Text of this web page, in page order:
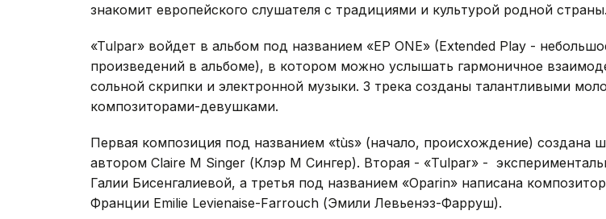
знакомит европейского слушателя с традициями и культурой родной страны.
«Tulpar» войдет в альбом под названием «EP ONE» (Extended Play -
произведений в альбоме), в котором можно услышать гармоничное
сольной скрипки и электронной музыки. 3 трека созданы талантливыми
композиторами-девушками.
Первая композиция под названием «tùs» (начало, происхождение) создана
автором Claire M Singer (Клэр М Сингер). Вторая - «Tulpar» -
Галии Бисенгалиевой, а третья под названием «Oparin» написана
Франции Emilie Levienaise-Farrouch (Эмили Левьенэз-Фарруш).